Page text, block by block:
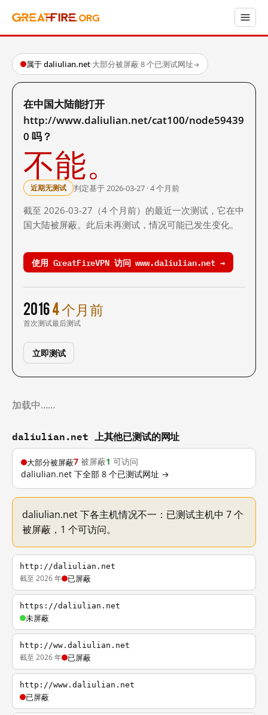
属于 daliulian.net·大部分被屏蔽·8 个已测试网址→
在中国大陆能打开
http://www.daliulian.net/cat100/node59439
0 吗？
不能。
近期无测试 判定基于 2026-03-27 · 4 个月前
截至 2026-03-27（4 个月前）的最近一次测试，它在中
国大陆被屏蔽。此后未再测试，情况可能已发生变化。
使用 GreatFireVPN 访问 www.daliulian.net →
2016
首次测试
4 个月前
最后测试
立即测试
加载中……
daliulian.net 上其他已测试的网址
大部分被屏蔽7 被屏蔽1 可访问
daliulian.net 下全部 8 个已测试网址 →
daliulian.net 下各主机情况不一：已测试主机中 7 个
被屏蔽，1 个可访问。
http://daliulian.net
截至 2026 年 已屏蔽
https://daliulian.net
未屏蔽
http://ww.daliulian.net
截至 2026 年 已屏蔽
http://www.daliulian.net
已屏蔽